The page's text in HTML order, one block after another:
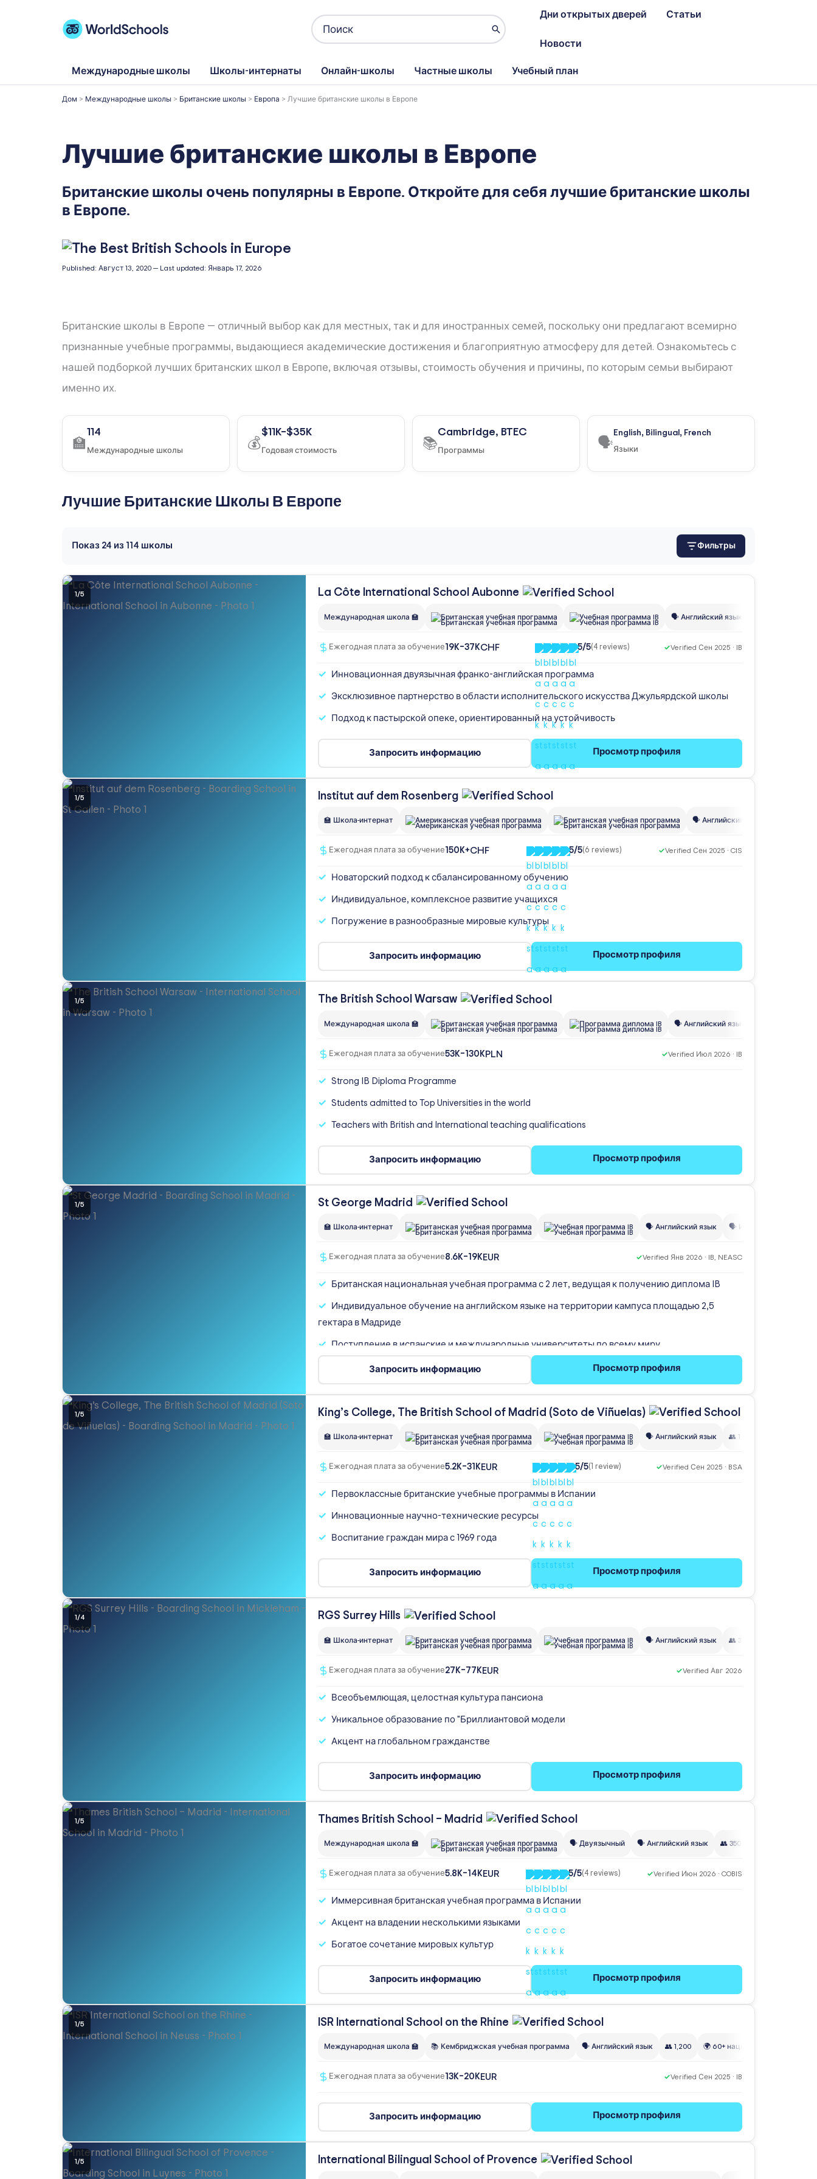
Поиск:
Дни открытых дверей Статьи
Новости
Международные школы Школы-интернаты Онлайн-школы Частные школы Учебный план
Дом > Международные школы > Британские школы > Европа > Лучшие британские школы в Европе
Лучшие британские школы в Европе
Британские школы очень популярны в Европе. Откройте для себя лучшие британские школы
в Европе.
Published: Август 13, 2020 — Last updated: Январь 17, 2026
Британские школы в Европе — отличный выбор как для местных, так и для иностранных семей, поскольку они предлагают всемирно
признанные учебные программы, выдающиеся академические достижения и благоприятную атмосферу для детей. Ознакомьтесь с
нашей подборкой лучших британских школ в Европе, включая отзывы, стоимость обучения и причины, по которым семьи выбирают
именно их.
🏫
114
Международные школы 💰
$11K–$35K
Годовая стоимость 📚
Cambridge, BTEC
Программы 🗣️
English, Bilingual, French
Языки
Лучшие Британские Школы В Европе
Показ 24 из 114 школы Фильтры
1/5 La Côte International School Aubonne
Международная школа 🏫 Британская учебная программа Учебная программа IB 🗣️ Английский язык
Ежегодная плата за обучение19K–37KCHF 5/5(4 reviews) ✓Verified Сен 2025 · IB
Инновационная двуязычная франко-английская программа
Эксклюзивное партнерство в области исполнительского искусства Джульярдской школы
Подход к пастырской опеке, ориентированный на устойчивость
Запросить информацию Просмотр профиля
1/5 Institut auf dem Rosenberg
🏫 Школа-интернат Американская учебная программа Британская учебная программа 🗣️ Английский язык
Ежегодная плата за обучение150K+CHF 5/5(6 reviews) ✓Verified Сен 2025 · CIS
Новаторский подход к сбалансированному обучению
Индивидуальное, комплексное развитие учащихся
Погружение в разнообразные мировые культуры
Запросить информацию Просмотр профиля
1/5 The British School Warsaw
Международная школа 🏫 Британская учебная программа Программа диплома IB 🗣️ Английский язык
Ежегодная плата за обучение53K–130KPLN ✓Verified Июл 2026 · IB
Strong IB Diploma Programme
Students admitted to Top Universities in the world
Teachers with British and International teaching qualifications
Запросить информацию Просмотр профиля
1/5 St George Madrid
🏫 Школа-интернат Британская учебная программа Учебная программа IB 🗣️ Английский язык 🗣️ Испанский язык
Ежегодная плата за обучение8.6K–19KEUR ✓Verified Янв 2026 · IB, NEASC
Британская национальная учебная программа с 2 лет, ведущая к получению диплома IB
Индивидуальное обучение на английском языке на территории кампуса площадью 2,5
гектара в Мадриде
Поступление в испанские и международные университеты по всему миру.
Запросить информацию Просмотр профиля
1/5 King’s College, The British School of Madrid (Soto de Viñuelas)
🏫 Школа-интернат Британская учебная программа Учебная программа IB 🗣️ Английский язык 👥 1,580
Ежегодная плата за обучение5.2K–31KEUR 5/5(1 review) ✓Verified Сен 2025 · BSA
Первоклассные британские учебные программы в Испании
Инновационные научно-технические ресурсы
Воспитание граждан мира с 1969 года
Запросить информацию Просмотр профиля
1/4 RGS Surrey Hills
🏫 Школа-интернат Британская учебная программа Учебная программа IB 🗣️ Английский язык 👥 32
Ежегодная плата за обучение27K–77KEUR ✓Verified Авг 2026
Всеобъемлющая, целостная культура пансиона
Уникальное образование по "Бриллиантовой модели
Акцент на глобальном гражданстве
Запросить информацию Просмотр профиля
1/5 Thames British School – Madrid
Международная школа 🏫 Британская учебная программа 🗣️ Двуязычный 🗣️ Английский язык 👥 350
Ежегодная плата за обучение5.8K–14KEUR 5/5(4 reviews) ✓Verified Июн 2026 · COBIS
Иммерсивная британская учебная программа в Испании
Акцент на владении несколькими языками
Богатое сочетание мировых культур
Запросить информацию Просмотр профиля
1/5 ISR International School on the Rhine
Международная школа 🏫 📚 Кембриджская учебная программа 🗣️ Английский язык 👥 1,200 🌍 60+ наций
Ежегодная плата за обучение13K–20KEUR ✓Verified Сен 2025 · IB
Запросить информацию Просмотр профиля
1/5 International Bilingual School of Provence